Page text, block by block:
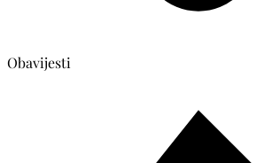
Obavijesti